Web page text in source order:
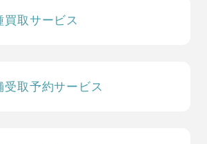
買取サービス
受取予約サービス